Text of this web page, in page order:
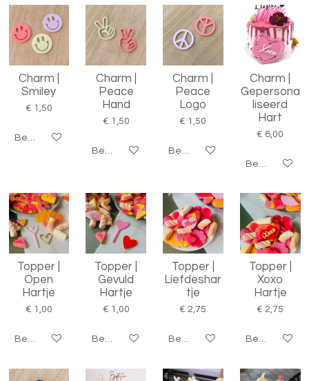
Charm |
Smiley
€ 1,50
Bekijk details
Charm |
Peace
Hand
€ 1,50
Bekijk details
Charm |
Peace
Logo
€ 1,50
Bekijk details
Charm |
Gepersona
liseerd
Hart
€ 8,00
Bekijk details
Topper |
Open
Hartje
€ 1,00
Bekijk details
Topper |
Gevuld
Hartje
€ 1,00
Bekijk details
Topper |
Liefdeshar
tje
€ 2,75
Bekijk details
Topper |
Xoxo
Hartje
€ 2,75
Bekijk details